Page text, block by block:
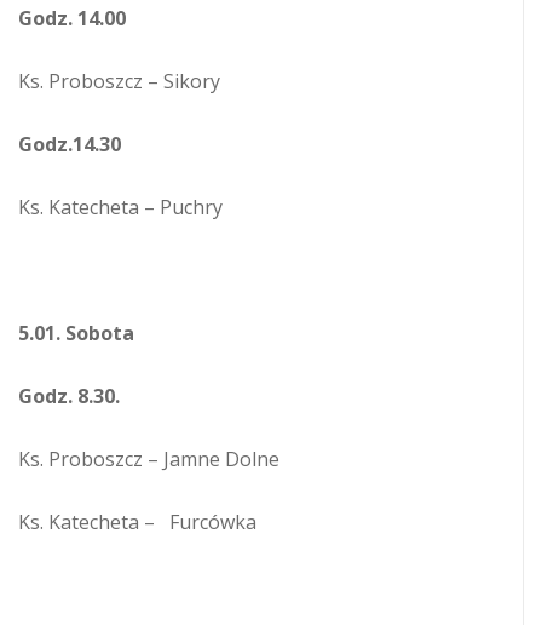
Godz. 14.00
Ks. Proboszcz – Sikory
Godz.14.30
Ks. Katecheta – Puchry
5.01. Sobota
Godz. 8.30.
Ks. Proboszcz – Jamne Dolne
Ks. Katecheta – Furcówka